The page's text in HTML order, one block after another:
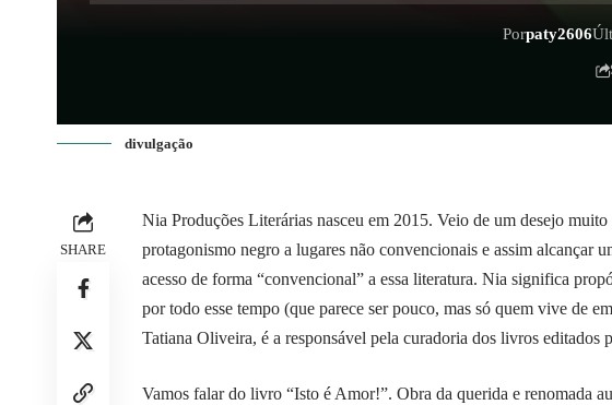
Porpaty2606
divulgação
SHARE
Nia Produções Literárias nasceu em 2015. Veio de um desejo
protagonismo negro a lugares não convencionais e assim alcançar
acesso de forma “convencional” a essa literatura. Nia significa
por todo esse tempo (que parece ser pouco, mas só quem vive de
Tatiana Oliveira, é a responsável pela curadoria dos livros editados
Vamos falar do livro “Isto é Amor!”. Obra da querida e renomada